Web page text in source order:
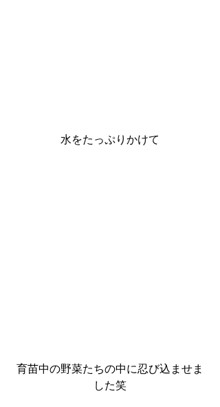
水をたっぷりかけて
育苗中の野菜たちの中に忍び込ませま
した笑